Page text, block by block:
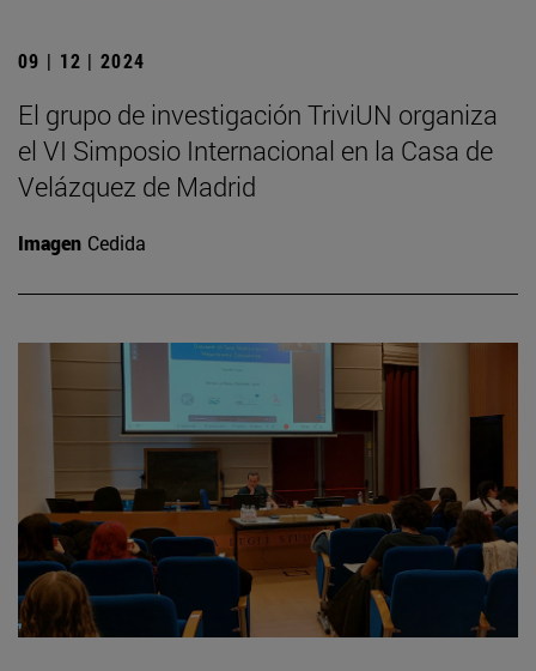
09 | 12 | 2024
El grupo de investigación TriviUN organiza
el VI Simposio Internacional en la Casa de
Velázquez de Madrid
Imagen Cedida